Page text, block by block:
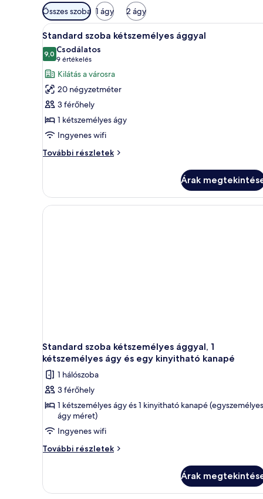
Szobákhoz
rendelkezésre
álló
szűrők
Összes szoba 1 ágy 2 ágy
A
következő
szoba
összes
képének
megtekintése:
Standard
szoba
kétszemélyes
ággyal
Egy modern szállodai szoba,
7
Standard szoba kétszemélyes ággyal
9,010-ből 9,0
Csodálatos
9 értékelés
(9
értékelés)
Kilátás a városra
20 négyzetméter
3 férőhely
1 kétszemélyes ágy
Ingyenes wifi
További részletek
Standard
további
részletei
Árak
Standard szoba kétszemélyes ággyal, 1
kétszemélyes ágy és egy kinyitható kanapé
1 hálószoba
3 férőhely
1 kétszemélyes ágy és 1 kinyitható kanapé (egyszemélyes
ágy méret)
Ingyenes wifi
További részletek
Standard
1
Árak